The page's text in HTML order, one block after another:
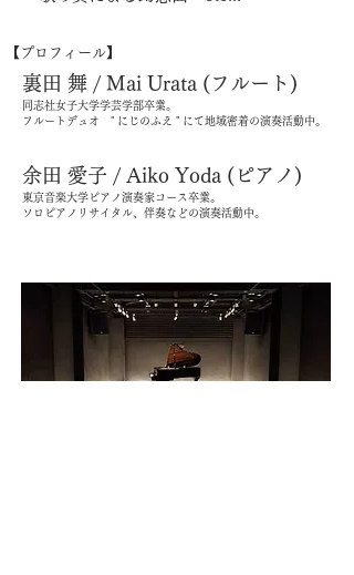
​【プロフィール】
​裏田 舞 / Mai Urata (フルート)
同志社女子大学学芸学部卒業。
​フルートデュオ " にじのふえ " にて地域密着の演奏活動中。
​余田 愛子 / Aiko Yoda (ピアノ)
東京音楽大学ピアノ演奏家コース卒業。
​ソロピアノリサイタル、伴奏などの演奏活動中。